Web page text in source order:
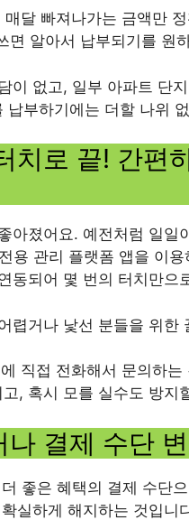
달 빠져나가는 금액만
면 알아서 납부되기를 원
이 없고, 일부 아파트 단
납부하기에는 더할 나위
치로 끝! 간편
아졌어요. 예전처럼 일
전용 관리 플랫폼 앱을 이
동되어 몇 번의 터치만으
렵거나 낯선 분들을 위한
직접 전화해서 문의하
, 혹시 모를 실수도 방지
나 결제 수단
좋은 혜택의 결제 수단
실하게 해지하는 것입니